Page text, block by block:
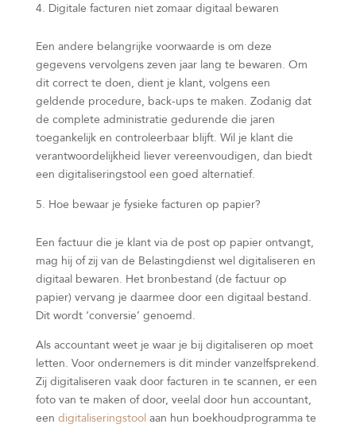
Digitale facturen niet zomaar digitaal bewaren
Een andere belangrijke voorwaarde is om deze
gegevens vervolgens zeven jaar lang te bewaren. Om
dit correct te doen, dient je klant, volgens een
geldende procedure, back-ups te maken. Zodanig dat
de complete administratie gedurende die jaren
toegankelijk en controleerbaar blijft. Wil je klant die
verantwoordelijkheid liever vereenvoudigen, dan biedt
een digitaliseringstool een goed alternatief.
Hoe bewaar je fysieke facturen op papier?
Een factuur die je klant via de post op papier ontvangt,
mag hij of zij van de Belastingdienst wel digitaliseren en
digitaal bewaren. Het bronbestand (de factuur op
papier) vervang je daarmee door een digitaal bestand.
Dit wordt ‘conversie’ genoemd.
Als accountant weet je waar je bij digitaliseren op moet
letten. Voor ondernemers is dit minder vanzelfsprekend.
Zij digitaliseren vaak door facturen in te scannen, er een
foto van te maken of door, veelal door hun accountant,
een digitaliseringstoolaan hun boekhoudprogramma te